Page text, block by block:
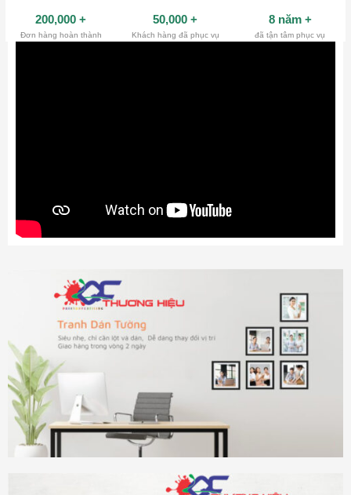
200,000 +
Đơn hàng hoàn thành
50,000 +
Khách hàng đã phục vụ
8 năm +
đã tận tâm phục vụ